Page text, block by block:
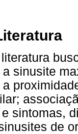
sinusite
sintomas,
de